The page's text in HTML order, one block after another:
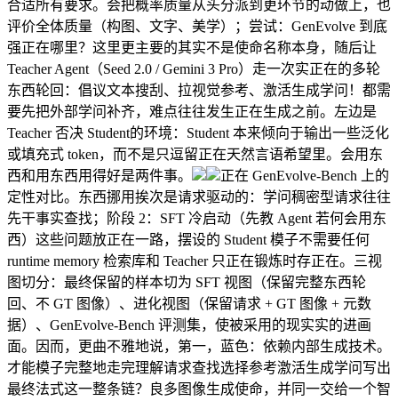
合适所有要求。会把概率质量从头分派到更环节的动做上，也
评价全体质量（构图、文字、美学）；尝试：GenEvolve 到底
强正在哪里？这里更主要的其实不是使命名称本身，随后让
Teacher Agent（Seed 2.0 / Gemini 3 Pro）走一次实正在的多轮
东西轮回：倡议文本搜刮、拉视觉参考、激活生成学问！都需
要先把外部学问补齐，难点往往发生正在生成之前。左边是
Teacher 否决 Student的环境：Student 本来倾向于输出一些泛化
或填充式 token，而不是只逗留正在天然言语希望里。会用东
西和用东西用得好是两件事。
正在 GenEvolve-Bench 上的
定性对比。东西挪用挨次是请求驱动的：学问稠密型请求往往
先干事实查找；阶段 2：SFT 冷启动（先教 Agent 若何会用东
西）这些问题放正在一路，摆设的 Student 模子不需要任何
runtime memory 检索库和 Teacher 只正在锻炼时存正在。三视
图切分：最终保留的样本切为 SFT 视图（保留完整东西轮
回、不 GT 图像）、进化视图（保留请求 + GT 图像 + 元数
据）、GenEvolve-Bench 评测集，使被采用的现实实的进画
面。因而，更曲不雅地说，第一，蓝色：依赖内部生成技术。
才能模子完整地走完理解请求查找选择参考激活生成学问写出
最终法式这一整条链？良多图像生成使命，并同一交给一个智